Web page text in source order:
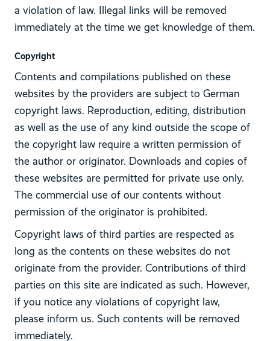
a violation of law. Illegal links will be removed
immediately at the time we get knowledge of them.
Copyright
Contents and compilations published on these
websites by the providers are subject to German
copyright laws. Reproduction, editing, distribution
as well as the use of any kind outside the scope of
the copyright law require a written permission of
the author or originator. Downloads and copies of
these websites are permitted for private use only.
The commercial use of our contents without
permission of the originator is prohibited.
Copyright laws of third parties are respected as
long as the contents on these websites do not
originate from the provider. Contributions of third
parties on this site are indicated as such. However,
if you notice any violations of copyright law,
please inform us. Such contents will be removed
immediately.